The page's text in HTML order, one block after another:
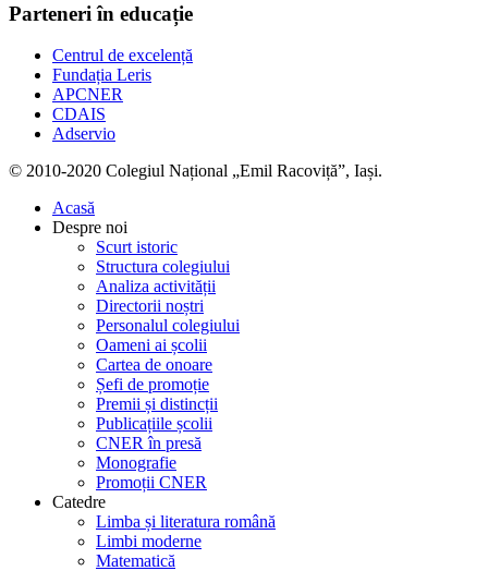
Parteneri în educație
Centrul de excelență
Fundația Leris
APCNER
CDAIS
Adservio
© 2010-2020 Colegiul Național „Emil Racoviță”, Iași.
Acasă
Despre noi
Scurt istoric
Structura colegiului
Analiza activității
Directorii noștri
Personalul colegiului
Oameni ai școlii
Cartea de onoare
Șefi de promoție
Premii și distincții
Publicațiile școlii
CNER în presă
Monografie
Promoții CNER
Catedre
Limba și literatura română
Limbi moderne
Matematică